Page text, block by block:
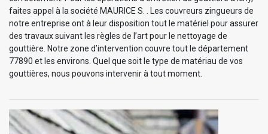
faites appel à la société MAURICE S. . Les couvreurs zingueurs de
notre entreprise ont à leur disposition tout le matériel pour assurer
des travaux suivant les règles de l’art pour le nettoyage de
gouttière. Notre zone d’intervention couvre tout le département
77890 et les environs. Quel que soit le type de matériau de vos
gouttières, nous pouvons intervenir à tout moment.